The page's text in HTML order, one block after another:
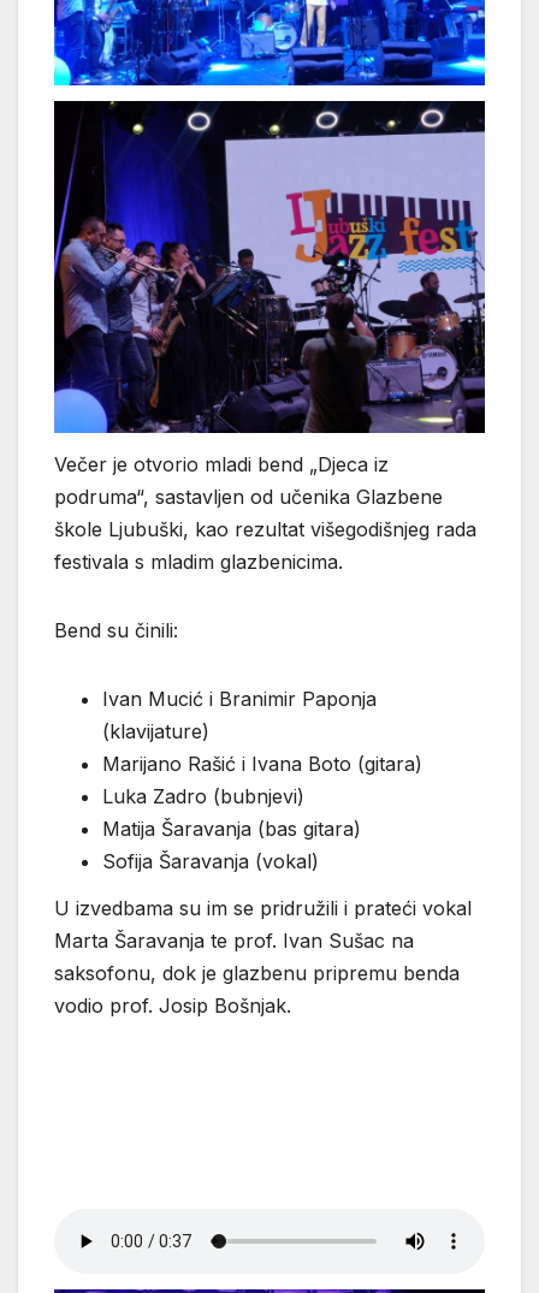
Večer je otvorio mladi bend „Djeca iz
podruma“, sastavljen od učenika Glazbene
škole Ljubuški, kao rezultat višegodišnjeg rada
festivala s mladim glazbenicima.
Bend su činili:
Ivan Mucić i Branimir Paponja
(klavijature)
Marijano Rašić i Ivana Boto (gitara)
Luka Zadro (bubnjevi)
Matija Šaravanja (bas gitara)
Sofija Šaravanja (vokal)
U izvedbama su im se pridružili i prateći vokal
Marta Šaravanja te prof. Ivan Sušac na
saksofonu, dok je glazbenu pripremu benda
vodio prof. Josip Bošnjak.